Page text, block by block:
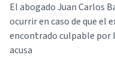
El abogado Juan Carlos
ocurrir en caso de que el
encontrado culpable por
acusa